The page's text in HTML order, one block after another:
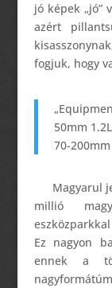
jó képek „jó”
azért
fogjuk, hogy
50mm
70-
Magyarul
millió
Ez nagyon
ennek a